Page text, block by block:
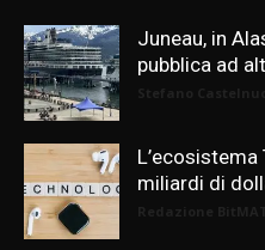
Juneau, in
pubblica ad
miliardi di